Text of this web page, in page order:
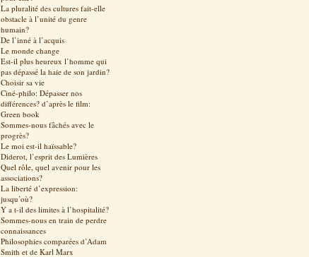
La pluralité des cultures fait-elle
obstacle à l’unité du genre
humain?
De l’inné à l’acquis
Le monde change
Est-il plus heureux l’homme qui
pas dépassé la haie de son jardin?
Choisir sa vie
Ciné-philo: Dépasser nos
différences? d’après le film:
Green book
Sommes-nous fâchés avec le
progrès?
Le moi est-il haïssable?
Diderot, l’esprit des Lumières
Quel rôle, quel avenir pour les
associations?
La liberté d’expression:
jusqu’où?
Y a t-il des limites à l’hospitalité?
Sommes-nous en train de perdre
connaissances
Philosophies comparées d’Adam
Smith et de Karl Marx